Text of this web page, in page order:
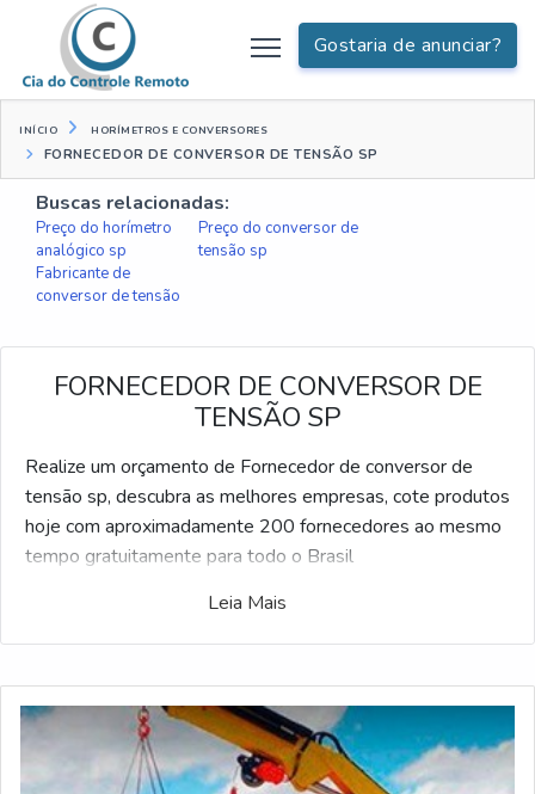
Gostaria de anunciar?
INÍCIO HORÍMETROS E CONVERSORES
FORNECEDOR DE CONVERSOR DE TENSÃO SP
Buscas relacionadas:
Preço do horímetro
analógico sp
Preço do conversor de
tensão sp
Fabricante de
conversor de tensão
FORNECEDOR DE CONVERSOR DE
TENSÃO SP
Realize um orçamento de Fornecedor de conversor de
tensão sp, descubra as melhores empresas, cote produtos
hoje com aproximadamente 200 fornecedores ao mesmo
tempo gratuitamente para todo o Brasil
Exclusivo para compadores, a ferramenta Soluções
Fornecedor de conversor de tensão sp e gostaria de saber
mais informações sobre a empresa selecione um dos
anuciantes logo a seguir:
Leia Mais